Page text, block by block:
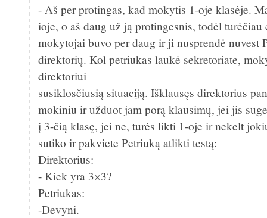
- Aš per protingas, kad mokytis 1-oje klasėje.
ioje, o aš daug už ją protingesnis, todėl turėčiau
mokytojai buvo per daug ir ji nusprendė nuvest
direktorių. Kol petriukas laukė sekretoriate,
direktoriui
susiklosčiusią situaciją. Išklausęs direktorius
mokiniu ir užduot jam porą klausimų, jei jis
į 3-čią klasę, jei ne, turės likti 1-oje ir nekelt
sutiko ir pakviete Petriuką atlikti testą:
Direktorius:
- Kiek yra 3×3?
Petriukas:
-Devyni.